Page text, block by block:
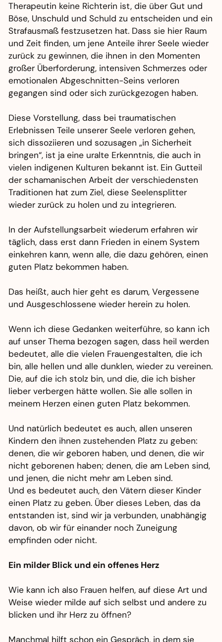
Therapeutin keine Richterin ist, die über Gut und
Böse, Unschuld und Schuld zu entscheiden und ein
Strafausmaß festzusetzen hat. Dass sie hier Raum
und Zeit finden, um jene Anteile ihrer Seele wieder
zurück zu gewinnen, die ihnen in den Momenten
großer Überforderung, intensiven Schmerzes oder
emotionalen Abgeschnitten-Seins verloren
gegangen sind oder sich zurückgezogen haben.
Diese Vorstellung, dass bei traumatischen
Erlebnissen Teile unserer Seele verloren gehen,
sich dissoziieren und sozusagen „in Sicherheit
bringen“, ist ja eine uralte Erkenntnis, die auch in
vielen indigenen Kulturen bekannt ist. Ein Gutteil
der schamanischen Arbeit der verschiedensten
Traditionen hat zum Ziel, diese Seelensplitter
wieder zurück zu holen und zu integrieren.
In der Aufstellungsarbeit wiederum erfahren wir
täglich, dass erst dann Frieden in einem System
einkehren kann, wenn alle, die dazu gehören, einen
guten Platz bekommen haben.
Das heißt, auch hier geht es darum, Vergessene
und Ausgeschlossene wieder herein zu holen.
Wenn ich diese Gedanken weiterführe, so kann ich
auf unser Thema bezogen sagen, dass heil werden
bedeutet, alle die vielen Frauengestalten, die ich
bin, alle hellen und alle dunklen, wieder zu vereinen.
Die, auf die ich stolz bin, und die, die ich bisher
lieber verbergen hätte wollen. Sie alle sollen in
meinem Herzen einen guten Platz bekommen.
Und natürlich bedeutet es auch, allen unseren
Kindern den ihnen zustehenden Platz zu geben:
denen, die wir geboren haben, und denen, die wir
nicht geborenen haben; denen, die am Leben sind,
und jenen, die nicht mehr am Leben sind.
Und es bedeutet auch, den Vätern dieser Kinder
einen Platz zu geben. Über dieses Leben, das da
entstanden ist, sind wir ja verbunden, unabhängig
davon, ob wir für einander noch Zuneigung
empfinden oder nicht.
Ein milder Blick und ein offenes Herz
Wie kann ich also Frauen helfen, auf diese Art und
Weise wieder milde auf sich selbst und andere zu
blicken und ihr Herz zu öffnen?
Manchmal hilft schon ein Gespräch, in dem sie